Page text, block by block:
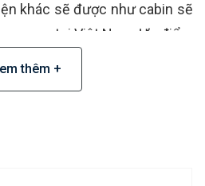
khác sẽ được như cabin sẽ
ngay tại Việt Nam. Ưu điểm
Fuji liên doanh phù hợp cho
là điểm lợi thế cho thang
thêm +